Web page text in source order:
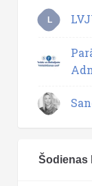
L
Šodienas